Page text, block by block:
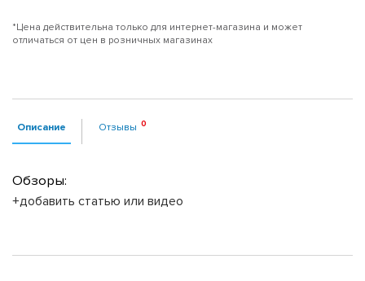
*Цена действительна только для интернет-магазина и может
отличаться от цен в розничных магазинах
Описание Отзывы
Обзоры:
+добавить статью или видео